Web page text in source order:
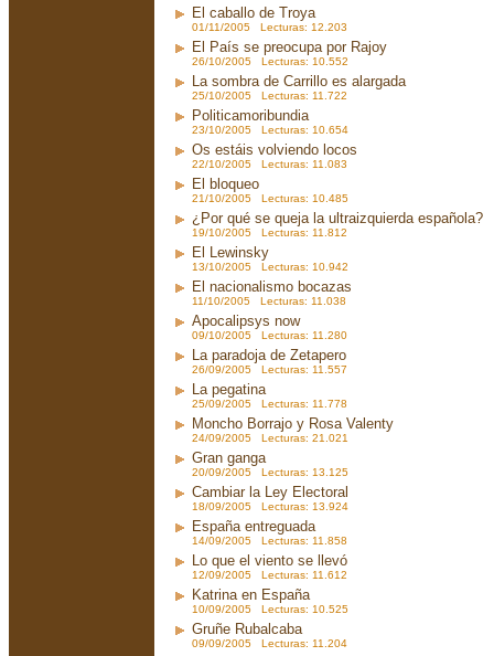
El caballo de Troya
01/11/2005 Lecturas: 12.203
El País se preocupa por Rajoy
26/10/2005 Lecturas: 10.552
La sombra de Carrillo es alargada
25/10/2005 Lecturas: 11.722
Politicamoribundia
23/10/2005 Lecturas: 10.654
Os estáis volviendo locos
22/10/2005 Lecturas: 11.083
El bloqueo
21/10/2005 Lecturas: 10.485
¿Por qué se queja la ultraizquierda española?
19/10/2005 Lecturas: 11.812
El Lewinsky
13/10/2005 Lecturas: 10.942
El nacionalismo bocazas
11/10/2005 Lecturas: 11.038
Apocalipsys now
09/10/2005 Lecturas: 11.280
La paradoja de Zetapero
26/09/2005 Lecturas: 11.557
La pegatina
25/09/2005 Lecturas: 11.778
Moncho Borrajo y Rosa Valenty
24/09/2005 Lecturas: 21.021
Gran ganga
20/09/2005 Lecturas: 13.125
Cambiar la Ley Electoral
18/09/2005 Lecturas: 13.924
España entreguada
14/09/2005 Lecturas: 11.858
Lo que el viento se llevó
12/09/2005 Lecturas: 11.612
Katrina en España
10/09/2005 Lecturas: 10.525
Gruñe Rubalcaba
09/09/2005 Lecturas: 11.204